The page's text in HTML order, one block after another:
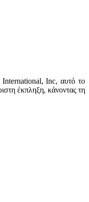
International, Inc, αυτό το
έκπληξη, κάνοντας τη